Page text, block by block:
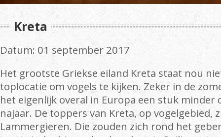
Kreta
Datum: 01 september 2017
Het grootste Griekse eiland Kreta staat nou
toplocatie om vogels te kijken. Zeker in de
het eigenlijk overal in Europa een stuk minder
najaar. De toppers van Kreta, op vogelgebied,
Lammergieren. Die zouden zich rond het